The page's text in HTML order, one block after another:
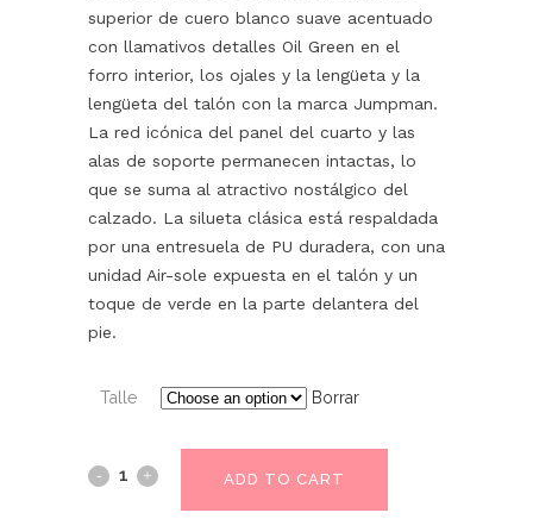
superior de cuero blanco suave acentuado
con llamativos detalles Oil Green en el
forro interior, los ojales y la lengüeta y la
lengüeta del talón con la marca Jumpman.
La red icónica del panel del cuarto y las
alas de soporte permanecen intactas, lo
que se suma al atractivo nostálgico del
calzado. La silueta clásica está respaldada
por una entresuela de PU duradera, con una
unidad Air-sole expuesta en el talón y un
toque de verde en la parte delantera del
pie.
Talle Borrar
ADD TO CART